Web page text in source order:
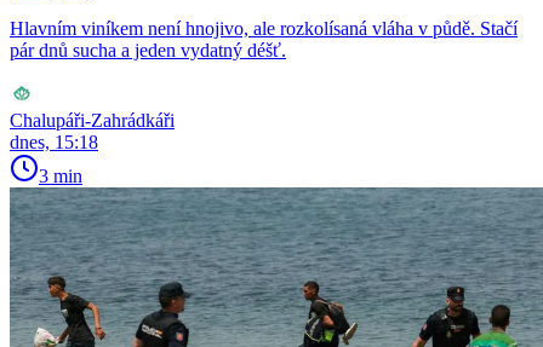
Hlavním viníkem není hnojivo, ale rozkolísaná vláha v půdě. Stačí
pár dnů sucha a jeden vydatný déšť.
Chalupáři-Zahrádkáři
dnes, 15:18
3 min